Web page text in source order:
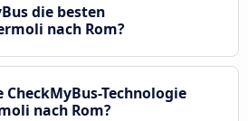
die besten
nach Rom?
Technologie
nach Rom?